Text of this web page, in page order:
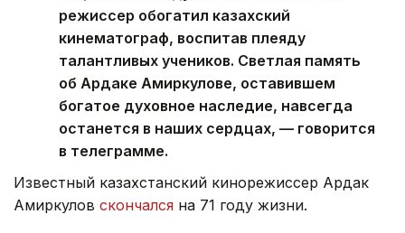
режиссер обогатил казахский
кинематограф, воспитав плеяду
талантливых учеников. Светлая память
об Ардаке Амиркулове, оставившем
богатое духовное наследие, навсегда
останется в наших сердцах, — говорится
в телеграмме.
Известный казахстанский кинорежиссер Ардак
Амиркулов скончался на 71 году жизни.